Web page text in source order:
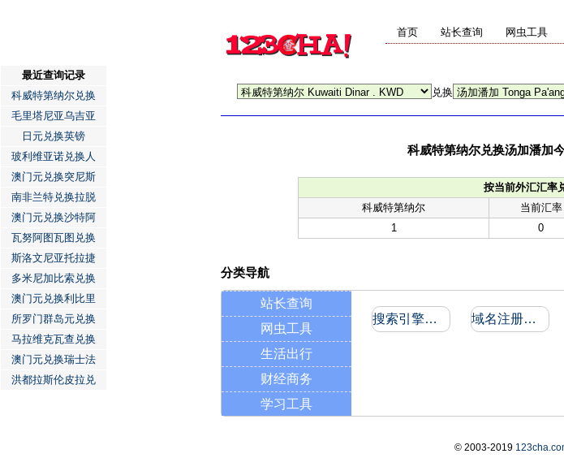
首页 站长查询 网虫工具
兑换
科威特第纳尔兑换汤加潘加
按当前外汇汇率
科威特第纳尔
当前汇率
1
0
最近查询记录
科威特第纳尔兑换
毛里塔尼亚乌吉亚
日元兑换英镑
玻利维亚诺兑换人
澳门元兑换突尼斯
南非兰特兑换拉脱
澳门元兑换沙特阿
瓦努阿图瓦图兑换
斯洛文尼亚托拉捷
多米尼加比索兑换
澳门元兑换利比里
所罗门群岛元兑换
马拉维克瓦查兑换
澳门元兑换瑞士法
洪都拉斯伦皮拉兑
分类导航
站长查询
网虫工具
生活出行
财经商务
学习工具
搜索引擎收录和反向链接 域名注册信息
© 2003-2019